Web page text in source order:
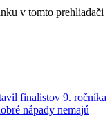
v tomto prehliadači
finalistov 9. ročníka
nápady nemajú